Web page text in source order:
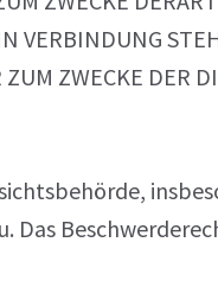
VERBINDUNG
ZWECKE DER
Das